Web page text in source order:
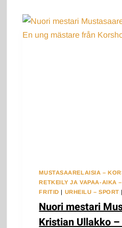
MUSTASAARELAISIA –
RETKEILY JA VAPAA-AIKA
FRITID | URHEILU – SPORT |
Nuori mestari
Kristian Ullakko –